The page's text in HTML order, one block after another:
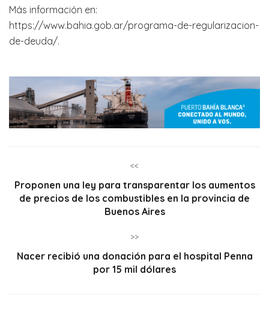
Más información en:
https://www.bahia.gob.ar/programa-de-regularizacion-
de-deuda/.
<<
Proponen una ley para transparentar los aumentos
de precios de los combustibles en la provincia de
Buenos Aires
>>
Nacer recibió una donación para el hospital Penna
por 15 mil dólares